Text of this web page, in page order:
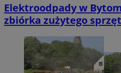
Elektroodpady w
zbiórka zużytego